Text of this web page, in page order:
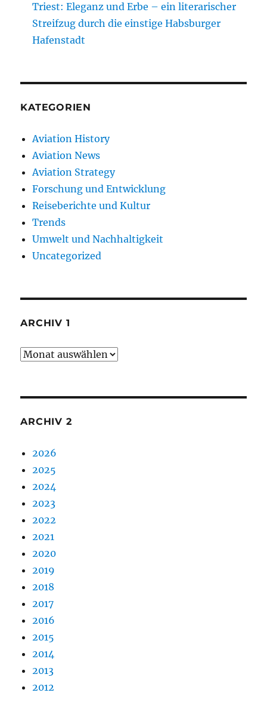
Triest: Eleganz und Erbe – ein literarischer
Streifzug durch die einstige Habsburger
Hafenstadt
KATEGORIEN
Aviation History
Aviation News
Aviation Strategy
Forschung und Entwicklung
Reiseberichte und Kultur
Trends
Umwelt und Nachhaltigkeit
Uncategorized
ARCHIV 1
Archiv
ARCHIV 2
2026
2025
2024
2023
2022
2021
2020
2019
2018
2017
2016
2015
2014
2013
2012